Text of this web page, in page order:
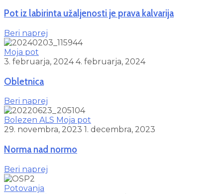
Pot iz labirinta užaljenosti je prava kalvarija
Beri naprej
Moja pot
3. februarja, 20244. februarja, 2024
Obletnica
Beri naprej
Bolezen ALS Moja pot
29. novembra, 2023 1. decembra, 2023
Norma nad normo
Beri naprej
Potovanja